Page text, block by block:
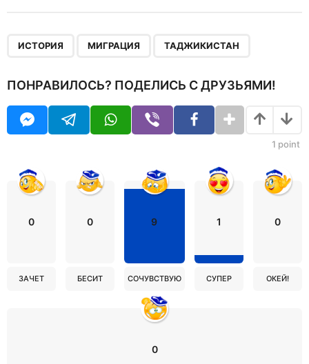
ИСТОРИЯ МИГРАЦИЯ ТАДЖИКИСТАН
ПОНРАВИЛОСЬ? ПОДЕЛИСЬ С ДРУЗЬЯМИ!
1 point
0
ЗАЧЕТ
0
БЕСИТ
9
СОЧУВСТВУЮ
1
СУПЕР
0
ОКЕЙ!
0